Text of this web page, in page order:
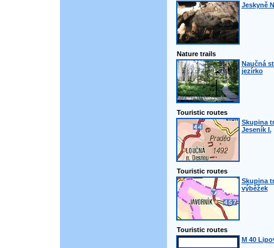
Jeskyně
Nature trails
Naučná
jezírko
Touristic routes
Skupina
Jeseník I.
Touristic routes
Skupina
výběžek
Touristic routes
M 40